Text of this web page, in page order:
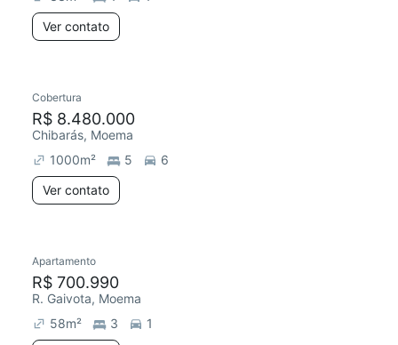
Ver contato
Cobertura
R$ 8.480.000
Chibarás, Moema
1000m² 5
6
Ver contato
Apartamento
R$ 700.990
R. Gaivota, Moema
58m² 3
1